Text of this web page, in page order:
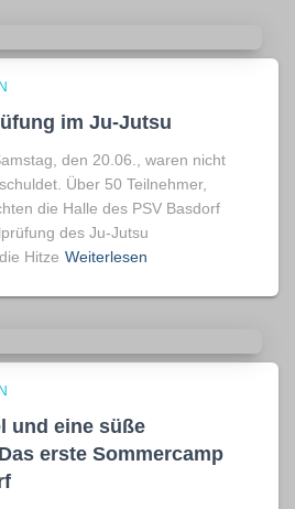
im Ju-Jutsu
den 20.06., waren nicht
Über 50 Teilnehmer,
die Halle des PSV Basdorf
des Ju-Jutsu
Hitze Weiterlesen
und eine süße
erste Sommercamp